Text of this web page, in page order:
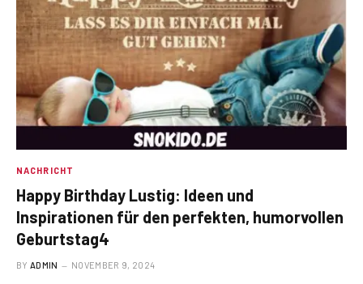
NACHRICHT
Happy Birthday Lustig: Ideen und
Inspirationen für den perfekten, humorvollen
Geburtstag4
BY ADMIN NOVEMBER 9, 2024